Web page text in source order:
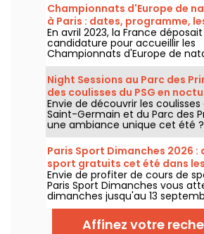
Championnats d'Europe de
à Paris : dates, programme,
compétition
En avril 2023, la France
candidature pour accueillir les
Championnats d'Europe de
2026. Du 31 juillet au 16 août, le
Aquatique Olympique vous
encourager nos nageurs. Voici
informations à connaître sur la
et les épreuves !
Night Sessions au Parc des
des coulisses du PSG en
guinguette festive avec DJ
Envie de découvrir les coulisses
Saint-Germain et du Parc des
une ambiance unique cet été
night sessions pour accéder
nuit et profiter de nombreuses
festives. Voici le programme
2026 !
Paris Sport Dimanches 2026 :
sport gratuits cet été dans
parisiens
Envie de profiter de cours de
Paris Sport Dimanches vous
dimanches jusqu'au 13
des séances sportives
inscription !Affinez votre